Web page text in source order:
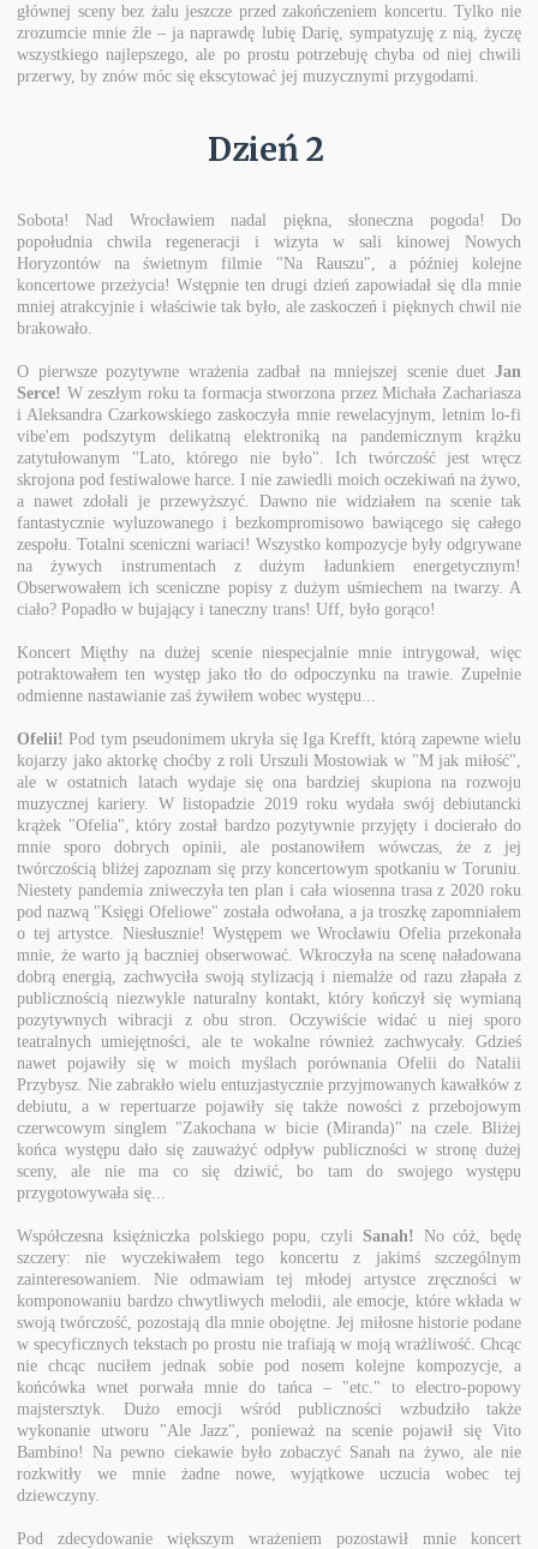
głównej sceny bez żalu jeszcze przed zakończeniem koncertu. Tylko nie
zrozumcie mnie źle – ja naprawdę lubię Darię, sympatyzuję z nią, życzę
wszystkiego najlepszego, ale po prostu potrzebuję chyba od niej chwili
przerwy, by znów móc się ekscytować jej muzycznymi przygodami.
Dzień 2
Sobota! Nad Wrocławiem nadal piękna, słoneczna pogoda! Do
popołudnia chwila regeneracji i wizyta w sali kinowej Nowych
Horyzontów na świetnym filmie "Na Rauszu", a później kolejne
koncertowe przeżycia! Wstępnie ten drugi dzień zapowiadał się dla mnie
mniej atrakcyjnie i właściwie tak było, ale zaskoczeń i pięknych chwil nie
brakowało.
O pierwsze pozytywne wrażenia zadbał na mniejszej scenie duet Jan
Serce! W zeszłym roku ta formacja stworzona przez Michała Zachariasza
i Aleksandra Czarkowskiego zaskoczyła mnie rewelacyjnym, letnim lo-fi
vibe'em podszytym delikatną elektroniką na pandemicznym krążku
zatytułowanym "Lato, którego nie było". Ich twórczość jest wręcz
skrojona pod festiwalowe harce. I nie zawiedli moich oczekiwań na żywo,
a nawet zdołali je przewyższyć. Dawno nie widziałem na scenie tak
fantastycznie wyluzowanego i bezkompromisowo bawiącego się całego
zespołu. Totalni sceniczni wariaci! Wszystko kompozycje były odgrywane
na żywych instrumentach z dużym ładunkiem energetycznym!
Obserwowałem ich sceniczne popisy z dużym uśmiechem na twarzy. A
ciało? Popadło w bujający i taneczny trans! Uff, było gorąco!
Koncert Mięthy na dużej scenie niespecjalnie mnie intrygował, więc
potraktowałem ten występ jako tło do odpoczynku na trawie. Zupełnie
odmienne nastawianie zaś żywiłem wobec występu...
Ofelii! Pod tym pseudonimem ukryła się Iga Krefft, którą zapewne wielu
kojarzy jako aktorkę choćby z roli Urszuli Mostowiak w "M jak miłość",
ale w ostatnich latach wydaje się ona bardziej skupiona na rozwoju
muzycznej kariery. W listopadzie 2019 roku wydała swój debiutancki
krążek "Ofelia", który został bardzo pozytywnie przyjęty i docierało do
mnie sporo dobrych opinii, ale postanowiłem wówczas, że z jej
twórczością bliżej zapoznam się przy koncertowym spotkaniu w Toruniu.
Niestety pandemia zniweczyła ten plan i cała wiosenna trasa z 2020 roku
pod nazwą "Księgi Ofeliowe" została odwołana, a ja troszkę zapomniałem
o tej artystce. Niesłusznie! Występem we Wrocławiu Ofelia przekonała
mnie, że warto ją baczniej obserwować. Wkroczyła na scenę naładowana
dobrą energią, zachwyciła swoją stylizacją i niemalże od razu złapała z
publicznością niezwykle naturalny kontakt, który kończył się wymianą
pozytywnych wibracji z obu stron. Oczywiście widać u niej sporo
teatralnych umiejętności, ale te wokalne również zachwycały. Gdzieś
nawet pojawiły się w moich myślach porównania Ofelii do Natalii
Przybysz. Nie zabrakło wielu entuzjastycznie przyjmowanych kawałków z
debiutu, a w repertuarze pojawiły się także nowości z przebojowym
czerwcowym singlem "Zakochana w bicie (Miranda)" na czele. Bliżej
końca występu dało się zauważyć odpływ publiczności w stronę dużej
sceny, ale nie ma co się dziwić, bo tam do swojego występu
przygotowywała się...
Współczesna księżniczka polskiego popu, czyli Sanah! No cóż, będę
szczery: nie wyczekiwałem tego koncertu z jakimś szczególnym
zainteresowaniem. Nie odmawiam tej młodej artystce zręczności w
komponowaniu bardzo chwytliwych melodii, ale emocje, które wkłada w
swoją twórczość, pozostają dla mnie obojętne. Jej miłosne historie podane
w specyficznych tekstach po prostu nie trafiają w moją wrażliwość. Chcąc
nie chcąc nuciłem jednak sobie pod nosem kolejne kompozycje, a
końcówka wnet porwała mnie do tańca – "etc." to electro-popowy
majstersztyk. Dużo emocji wśród publiczności wzbudziło także
wykonanie utworu "Ale Jazz", ponieważ na scenie pojawił się Vito
Bambino! Na pewno ciekawie było zobaczyć Sanah na żywo, ale nie
rozkwitły we mnie żadne nowe, wyjątkowe uczucia wobec tej
dziewczyny.
Pod zdecydowanie większym wrażeniem pozostawił mnie koncert